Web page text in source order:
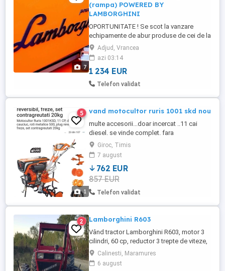
7
(rampa) POWERED BY
LAMBORGHINI
OPORTUNITATE ! Se scot la vanzare
echipamente de abur produse de cei de la
LAMBORGHINI! Pot fi folosite în diferite
domenii cum ar fi - detailing, HORECA,
industria vinului, apicolă, sănătate,
wellness & spa, etc. ACESTA MAI
REPREZINTA UN MARE AVANTAJ PENTRU
Adjud, Vrancea
azi 03:14
1 234 EUR
Telefon validat
1
5 vand motocultor ruris 1001 skd nou
multe accesorii...doar incercat ..11 cai
diesel. se vinde complet. fara
contragreutati.
Giroc, Timis
7 august
762 EUR
857 EUR
Telefon validat
2 Lamborghini R603
Vând tractor Lamborghini R603, motor 3
cilindri, 60 cp, reductor 3 trepte de viteze,
servo direcție, 2 ieșiri hidraulice. Tractorul
a fost recondiționat complet
Calinesti, Maramures
6 august